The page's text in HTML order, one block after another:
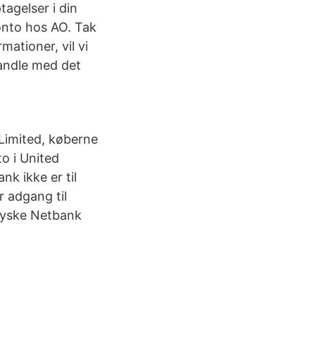
i din
hos AO. Tak
vil vi
med det
køberne
i United
ikke er til
adgang til
Netbank